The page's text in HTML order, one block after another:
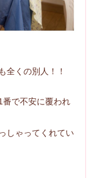
全くの別人！！
で不安に覆われ
しゃってくれてい